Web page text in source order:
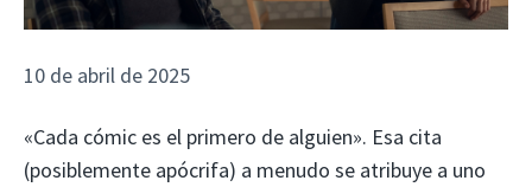
10 de abril de 2025
«Cada cómic es el primero de alguien». Esa cita
(posiblemente apócrifa) a menudo se atribuye a uno